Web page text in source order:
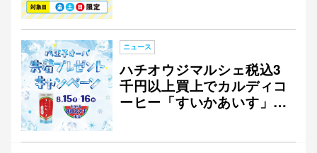
ニュース
ハチオウジマルシェ税込3
千円以上買上でカルディコ
ーヒー「すいかあいす」プ